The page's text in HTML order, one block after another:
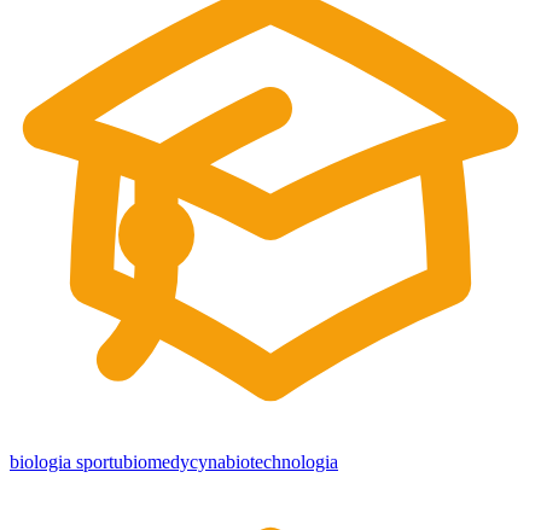
biologia sportubiomedycynabiotechnologia